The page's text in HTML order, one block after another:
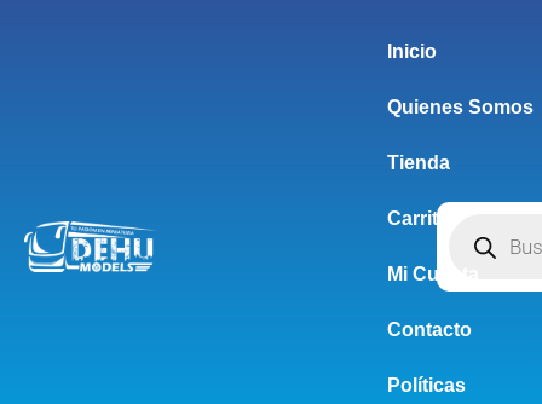
Inicio
Quienes Somos
Tienda
Carrito
Mi Cuenta
Contacto
Políticas